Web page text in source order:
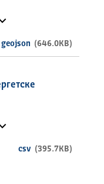
geojson (646.0KB)
csv (395.7KB)